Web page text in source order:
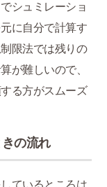
シュミレーショ
に自分で計算す
限法では残りの
が難しいので、
る方がスムーズ
の流れ
ているところは